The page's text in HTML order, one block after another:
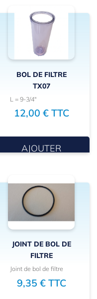
BOL DE FILTRE
TX07
L = 9-3/4"
12,00 € TTC
AJOUTER
JOINT DE BOL DE
FILTRE
Joint de bol de filtre
9,35 € TTC